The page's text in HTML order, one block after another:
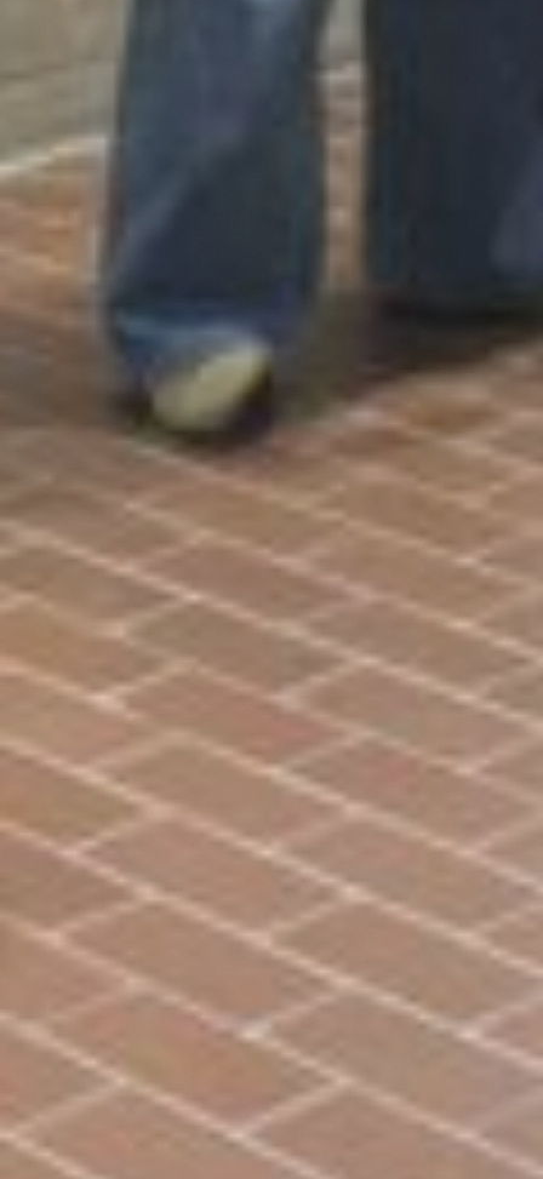
Publicaties
Over De Veerman